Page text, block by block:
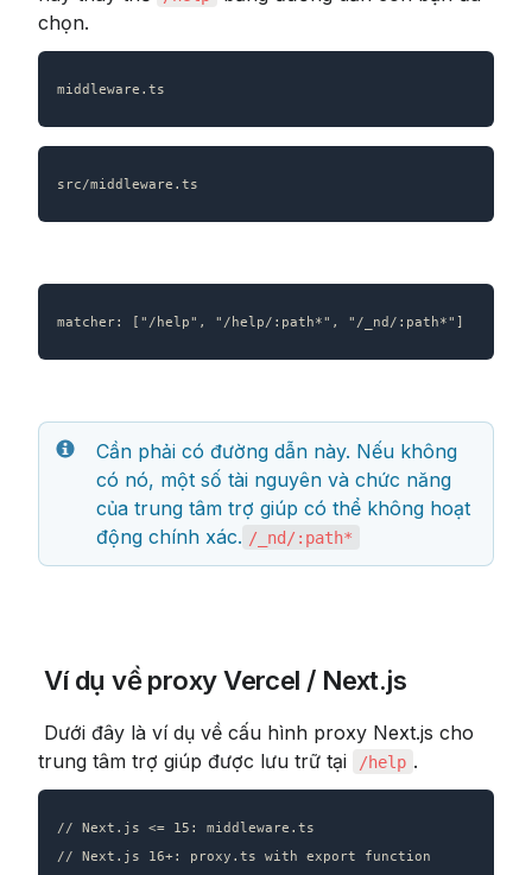
chọn.
middleware.ts
src/middleware.ts
matcher: ["/help", "/help/:path*", "/_nd/:path*"]
Cần phải có đường dẫn này. Nếu không
có nó, một số tài nguyên và chức năng
của trung tâm trợ giúp có thể không hoạt
động chính xác. /_nd/:path*
Ví dụ về proxy Vercel / Next.js
trung tâm trợ giúp được lưu trữ tại
/help .
// Next.js <= 15: middleware.ts
// Next.js 16+: proxy.ts with export function